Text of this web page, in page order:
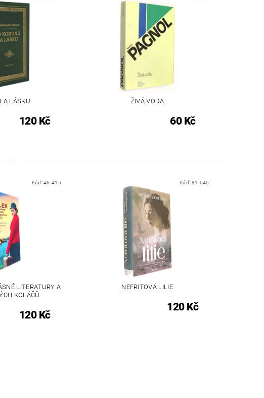
A LÁSKU
120 Kč
ŽIVÁ VODA
60 Kč
Kód:46-415
LITERATURY A
KOLÁČŮ
120 Kč
Kód: 81-545
NEFRITOVÁ LILIE
120 Kč